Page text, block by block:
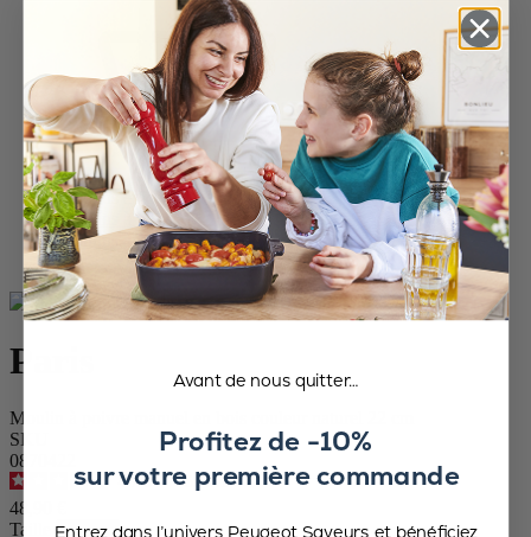
Accueil
Moulins épices
Moulins à poivre
Moulins à poivre en bois
Paris
Paris
Moulin à poivre manuel en bois couleur naturel 22 cm
SKU
0870422
4.7/5- 753avis
48,90 €
Taille
Avant de nous quitter…
Profitez de -10%
sur votre première commande
Entrez dans l’univers Peugeot Saveurs et bénéficiez